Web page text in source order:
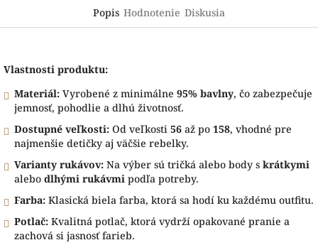
Popis Hodnotenie Diskusia
Vlastnosti produktu:
Materiál: Vyrobené z minimálne 95% bavlny, čo zabezpečuje
jemnosť, pohodlie a dlhú životnosť.
Dostupné veľkosti: Od veľkosti 56 až po 158, vhodné pre
najmenšie detičky aj väčšie rebelky.
Varianty rukávov: Na výber sú tričká alebo body s krátkymi
alebo dlhými rukávmi podľa potreby.
Farba: Klasická biela farba, ktorá sa hodí ku každému outfitu.
Potlač: Kvalitná potlač, ktorá vydrží opakované pranie a
zachová si jasnosť farieb.